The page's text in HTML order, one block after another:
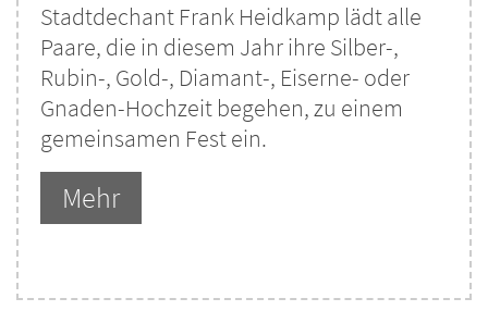
Stadtdechant Frank Heidkamp lädt alle
Paare, die in diesem Jahr ihre Silber-,
Rubin-, Gold-, Diamant-, Eiserne- oder
Gnaden-Hochzeit begehen, zu einem
gemeinsamen Fest ein.
Mehr